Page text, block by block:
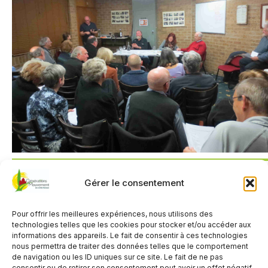
Gérer le consentement
Pour offrir les meilleures expériences, nous utilisons des
technologies telles que les cookies pour stocker et/ou accéder aux
informations des appareils. Le fait de consentir à ces technologies
nous permettra de traiter des données telles que le comportement
de navigation ou les ID uniques sur ce site. Le fait de ne pas
QUAND
21 janvier 2026
14h00 - 17h00